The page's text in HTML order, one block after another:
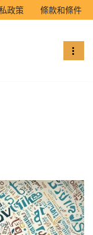
政策 條款和條件